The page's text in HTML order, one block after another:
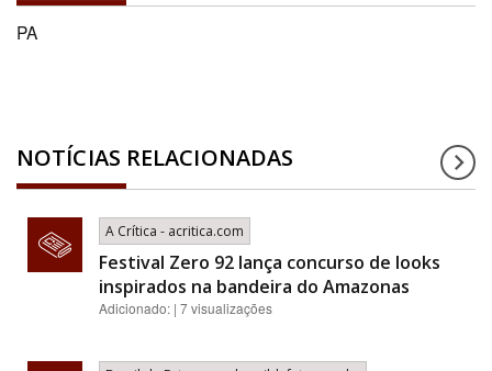
PA
NOTÍCIAS RELACIONADAS
A Crítica - acritica.com
Festival Zero 92 lança concurso de looks
inspirados na bandeira do Amazonas
Adicionado: | 7 visualizações